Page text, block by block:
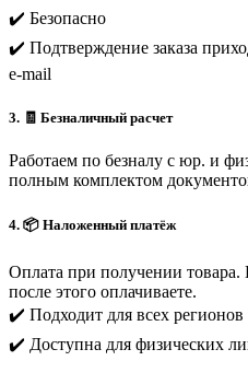
✔️ Безопасно
✔️ Подтверждение заказа
e-mail
3. 🧾 Безналичный расчет
Работаем по безналу с юр. и
полным комплектом
4. 📦 Наложенный платёж
Оплата при получении товара.
после этого оплачиваете.
✔️ Подходит для всех регионов
✔️ Доступна для физических